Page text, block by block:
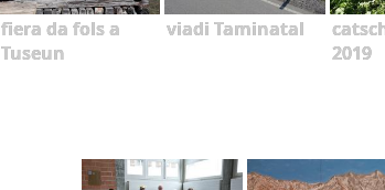
fiera da fols a
Tuseun
viadi Taminatal
2019